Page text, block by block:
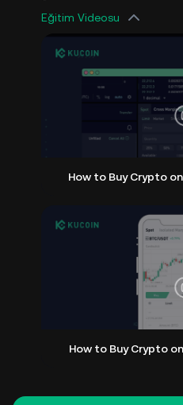
Eğitim Videosu
How to Buy Crypto
How to Buy Crypto